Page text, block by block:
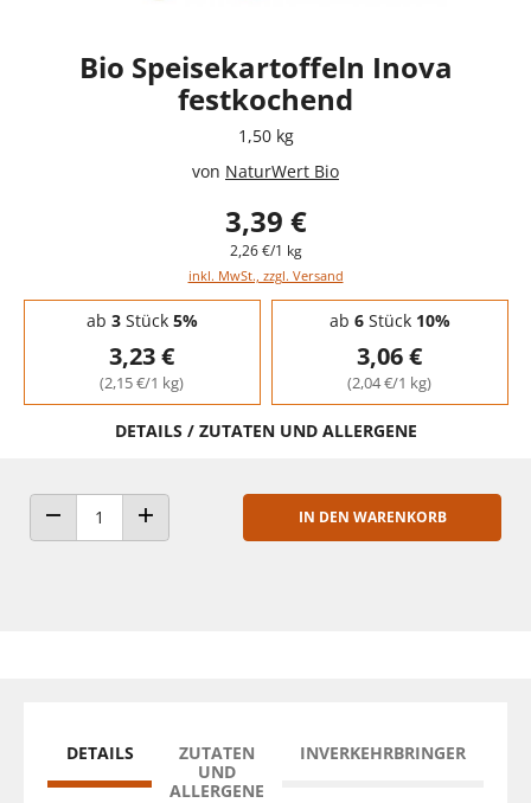
Bio Speisekartoffeln Inova
festkochend
1,50 kg
von NaturWert Bio
3,39 €
2,26 €/1 kg
inkl. MwSt., zzgl. Versand
Staffelpreise - Mengenrabatt
ab 3Stück 5%
3,23 €
(2,15 €/1 kg)
ab 6Stück 10%
3,06 €
(2,04 €/1 kg)
DETAILS / ZUTATEN UND ALLERGENE
ANZAHL VERRINGERNANZAHL ERHÖHEN
IN DEN WARENKORB
DETAILS
ZUTATEN
UND
ALLERGENE
INVERKEHRBRINGER